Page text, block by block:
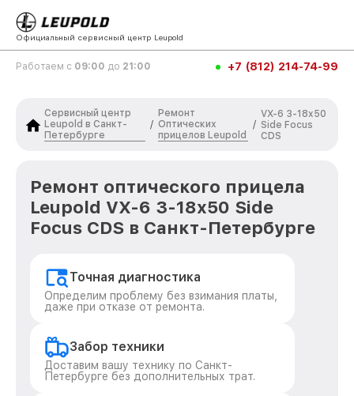
Официальный сервисный центр Leupold
Работаем с 09:00 до 21:00 +7 (812) 214-74-99
Сервисный центр
Leupold в Санкт-
Петербурге
/
Ремонт
Оптических
прицелов Leupold
/
VX-6 3-18x50
Side Focus
CDS
Ремонт оптического прицела
Leupold VX-6 3-18x50 Side
Focus CDS в Санкт-Петербурге
Точная диагностика
Определим проблему без взимания платы,
даже при отказе от ремонта.
Забор техники
Доставим вашу технику по Санкт-
Петербурге без дополнительных трат.